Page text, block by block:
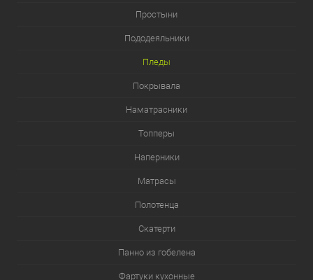
Простыни
Пододеяльники
Пледы
Покрывала
Наматрасники
Топперы
Наперники
Матрасы
Полотенца
Скатерти
Панно из гобелена
Фартуки кухонные